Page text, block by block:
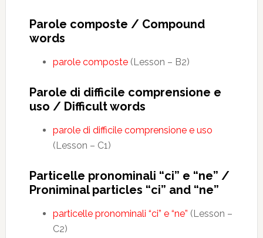
Parole composte / Compound
words
parole composte(Lesson – B2)
Parole di difficile comprensione e
uso / Difficult words
parole di difficile comprensione e uso
(Lesson – C1)
Particelle pronominali “ci” e “ne” /
Proniminal particles “ci” and “ne”
particelle pronominali “ci” e “ne” (Lesson –
C2)